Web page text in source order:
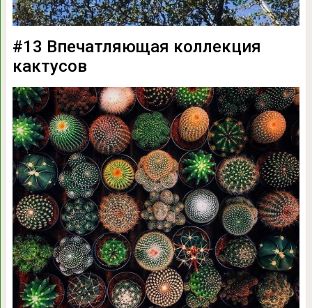
#13 Впечатляющая коллекция
кактусов